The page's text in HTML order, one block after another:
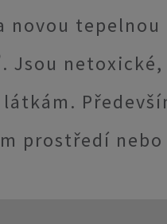
novou
Jsou
prostředí